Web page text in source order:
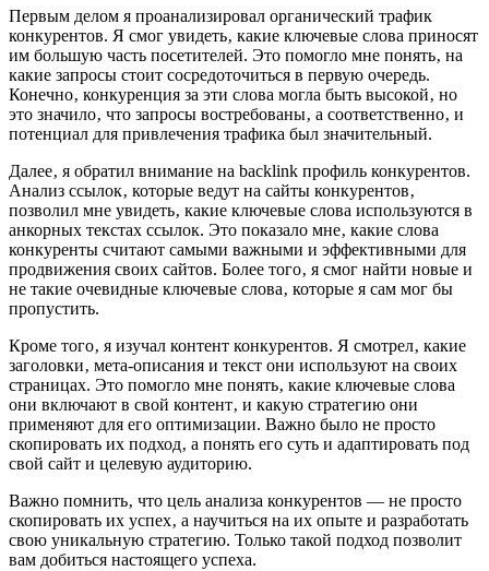
Первым делом я проанализировал органический трафик
конкурентов. Я смог увидеть‚ какие ключевые слова приносят
им большую часть посетителей. Это помогло мне понять‚ на
какие запросы стоит сосредоточиться в первую очередь.
Конечно‚ конкуренция за эти слова могла быть высокой‚ но
это значило‚ что запросы востребованы‚ а соответственно‚ и
потенциал для привлечения трафика был значительный.
Далее‚ я обратил внимание на backlink профиль конкурентов.
Анализ ссылок‚ которые ведут на сайты конкурентов‚
позволил мне увидеть‚ какие ключевые слова используются в
анкорных текстах ссылок. Это показало мне‚ какие слова
конкуренты считают самыми важными и эффективными для
продвижения своих сайтов. Более того‚ я смог найти новые и
не такие очевидные ключевые слова‚ которые я сам мог бы
пропустить.
Кроме того‚ я изучал контент конкурентов. Я смотрел‚ какие
заголовки‚ мета-описания и текст они используют на своих
страницах. Это помогло мне понять‚ какие ключевые слова
они включают в свой контент‚ и какую стратегию они
применяют для его оптимизации. Важно было не просто
скопировать их подход‚ а понять его суть и адаптировать под
свой сайт и целевую аудиторию.
Важно помнить‚ что цель анализа конкурентов — не просто
скопировать их успех‚ а научиться на их опыте и разработать
свою уникальную стратегию. Только такой подход позволит
вам добиться настоящего успеха.